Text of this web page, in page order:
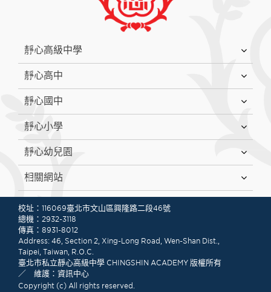
靜心高級中學
靜心高中
靜心國中
靜心小學
靜心幼兒園
相關網站
校址：116069臺北市文山區興隆路二段46號
總機：2932-3118
傳真：8931-8012
Address: 46, Section 2, Xing-Long Road, Wen-Shan Dist.,
Taipei, Taiwan, R.O.C.
臺北市私立靜心高級中學 CHINGSHIN ACADEMY 版權所有
／ 維護：資訊中心
Copyright (c) All rights reserved.